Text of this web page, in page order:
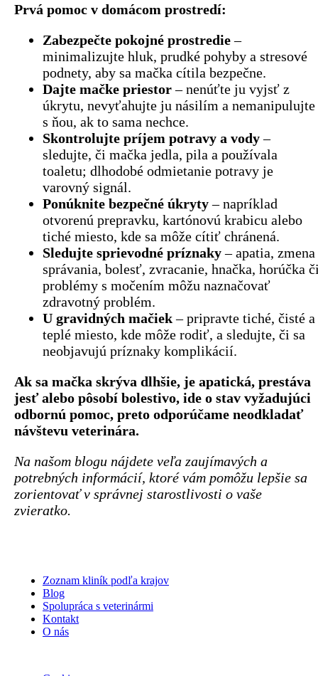
Prvá pomoc v domácom prostredí:
Zabezpečte pokojné prostredie–
minimalizujte hluk, prudké pohyby a stresové
podnety, aby sa mačka cítila bezpečne.
Dajte mačke priestor– nenúťte ju vyjsť z
úkrytu, nevyťahujte ju násilím a nemanipulujte
s ňou, ak to sama nechce.
Skontrolujte príjem potravy a vody–
sledujte, či mačka jedla, pila a používala
toaletu; dlhodobé odmietanie potravy je
varovný signál.
Ponúknite bezpečné úkryty– napríklad
otvorenú prepravku, kartónovú krabicu alebo
tiché miesto, kde sa môže cítiť chránená.
Sledujte sprievodné príznaky– apatia, zmena
správania, bolesť, zvracanie, hnačka, horúčka
problémy s močením môžu naznačovať
zdravotný problém.
U gravidných mačiek– pripravte tiché, čisté a
teplé miesto, kde môže rodiť, a sledujte, či sa
neobjavujú príznaky komplikácií.
Ak sa mačka skrýva dlhšie, je apatická, prestáva
jesť alebo pôsobí bolestivo, ide o stav vyžadujúci
odbornú pomoc, preto odporúčame neodkladať
návštevu veterinára.
Na našom blogu nájdete veľa zaujímavých a
potrebných informácií, ktoré vám pomôžu lepšie sa
zorientovať v správnej starostlivosti o vaše
zvieratko.
Zoznam kliník podľa krajov
Blog
Spolupráca s veterinármi
Kontakt
O nás